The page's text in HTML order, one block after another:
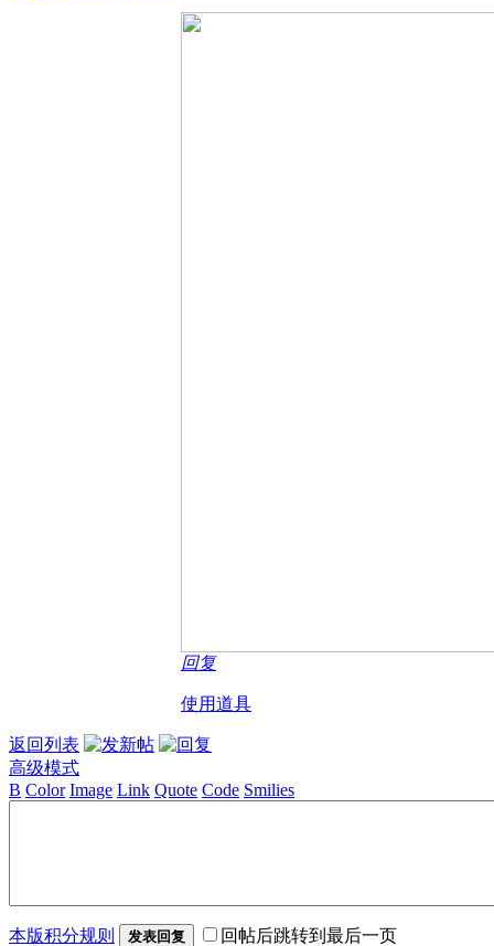
回复
使用道具
返回列表
高级模式
B Color Image Link Quote Code Smilies
本版积分规则 发表回复 回帖后跳转到最后一页